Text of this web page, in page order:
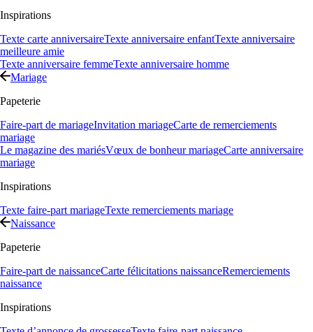
Inspirations
Texte carte anniversaireTexte anniversaire enfantTexte anniversaire
meilleure amie
Texte anniversaire femmeTexte anniversaire homme
Mariage
Papeterie
Faire-part de mariageInvitation mariageCarte de remerciements
mariage
Le magazine des mariésVœux de bonheur mariageCarte anniversaire
mariage
Inspirations
Texte faire-part mariageTexte remerciements mariage
Naissance
Papeterie
Faire-part de naissanceCarte félicitations naissanceRemerciements
naissance
Inspirations